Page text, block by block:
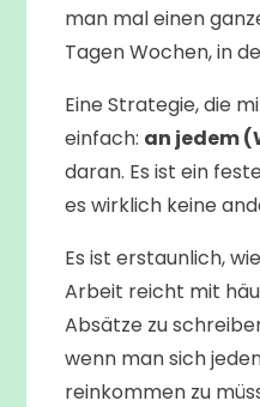
man mal einen
Tagen Wochen, in
Eine Strategie, die
einfach: an jedem
daran. Es ist ein
es wirklich keine
Es ist erstaunlich,
Arbeit reicht mit
Absätze zu
wenn man sich
reinkommen zu